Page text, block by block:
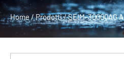
Home/Prodotti/SEIM-30000AG A